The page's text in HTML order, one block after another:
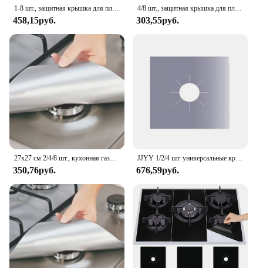
1-8 шт., защитная крышка для плиты
458,15руб.
4/8 шт., защитная крышка для плиты, защита для газовой плиты, защита для горелки для газовой плиты, кухонные аксессуары, коврик, крышка для плиты
303,55руб.
27x27 см 2/4/8 шт., кухонная газовая плитка, многоразовые Чехлы для горелок, коврик, коврик для очистки, подкладка, кухонная посуда, аксессуары
350,76руб.
JJYY 1/2/4 шт. универсальные крышки для горелок для плиты, защитные листы, вкладыш для духовки, многоразовая защита для плиты
676,59руб.